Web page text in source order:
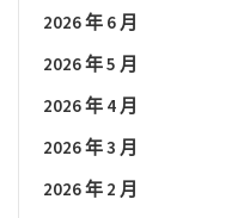
2026 年 6 月
2026 年 5 月
2026 年 4 月
2026 年 3 月
2026 年 2 月